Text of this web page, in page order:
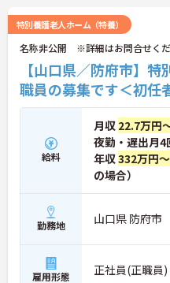
特別養護老人ホーム（特養）
名称非公開 ※詳細はお問合せく
【山口県／防府市】
職員の募集です＜初任
給料
月収 22.7万円
夜勤・遅出月4
年収332万円
の場合）
勤務地 山口県 防府市
雇用形態 正社員(正職員)